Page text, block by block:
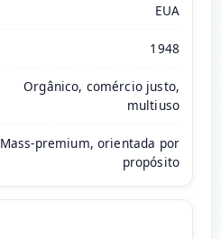
EUA
1948
Orgânico, comércio justo,
multiuso
Mass-premium, orientada por
propósito